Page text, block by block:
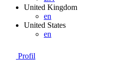
United Kingdom
en
United States
en
Profil